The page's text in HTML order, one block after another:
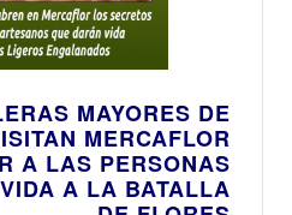
MAYORES DE
MERCAFLOR
A LAS PERSONAS
A LA BATALLA